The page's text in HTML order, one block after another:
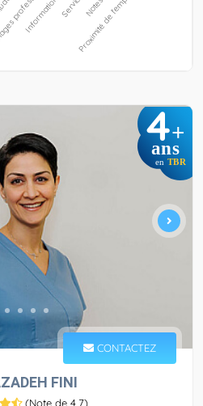
4+
ans
en TBR
CONTACTEZ
FINI
(Note de 4,7)